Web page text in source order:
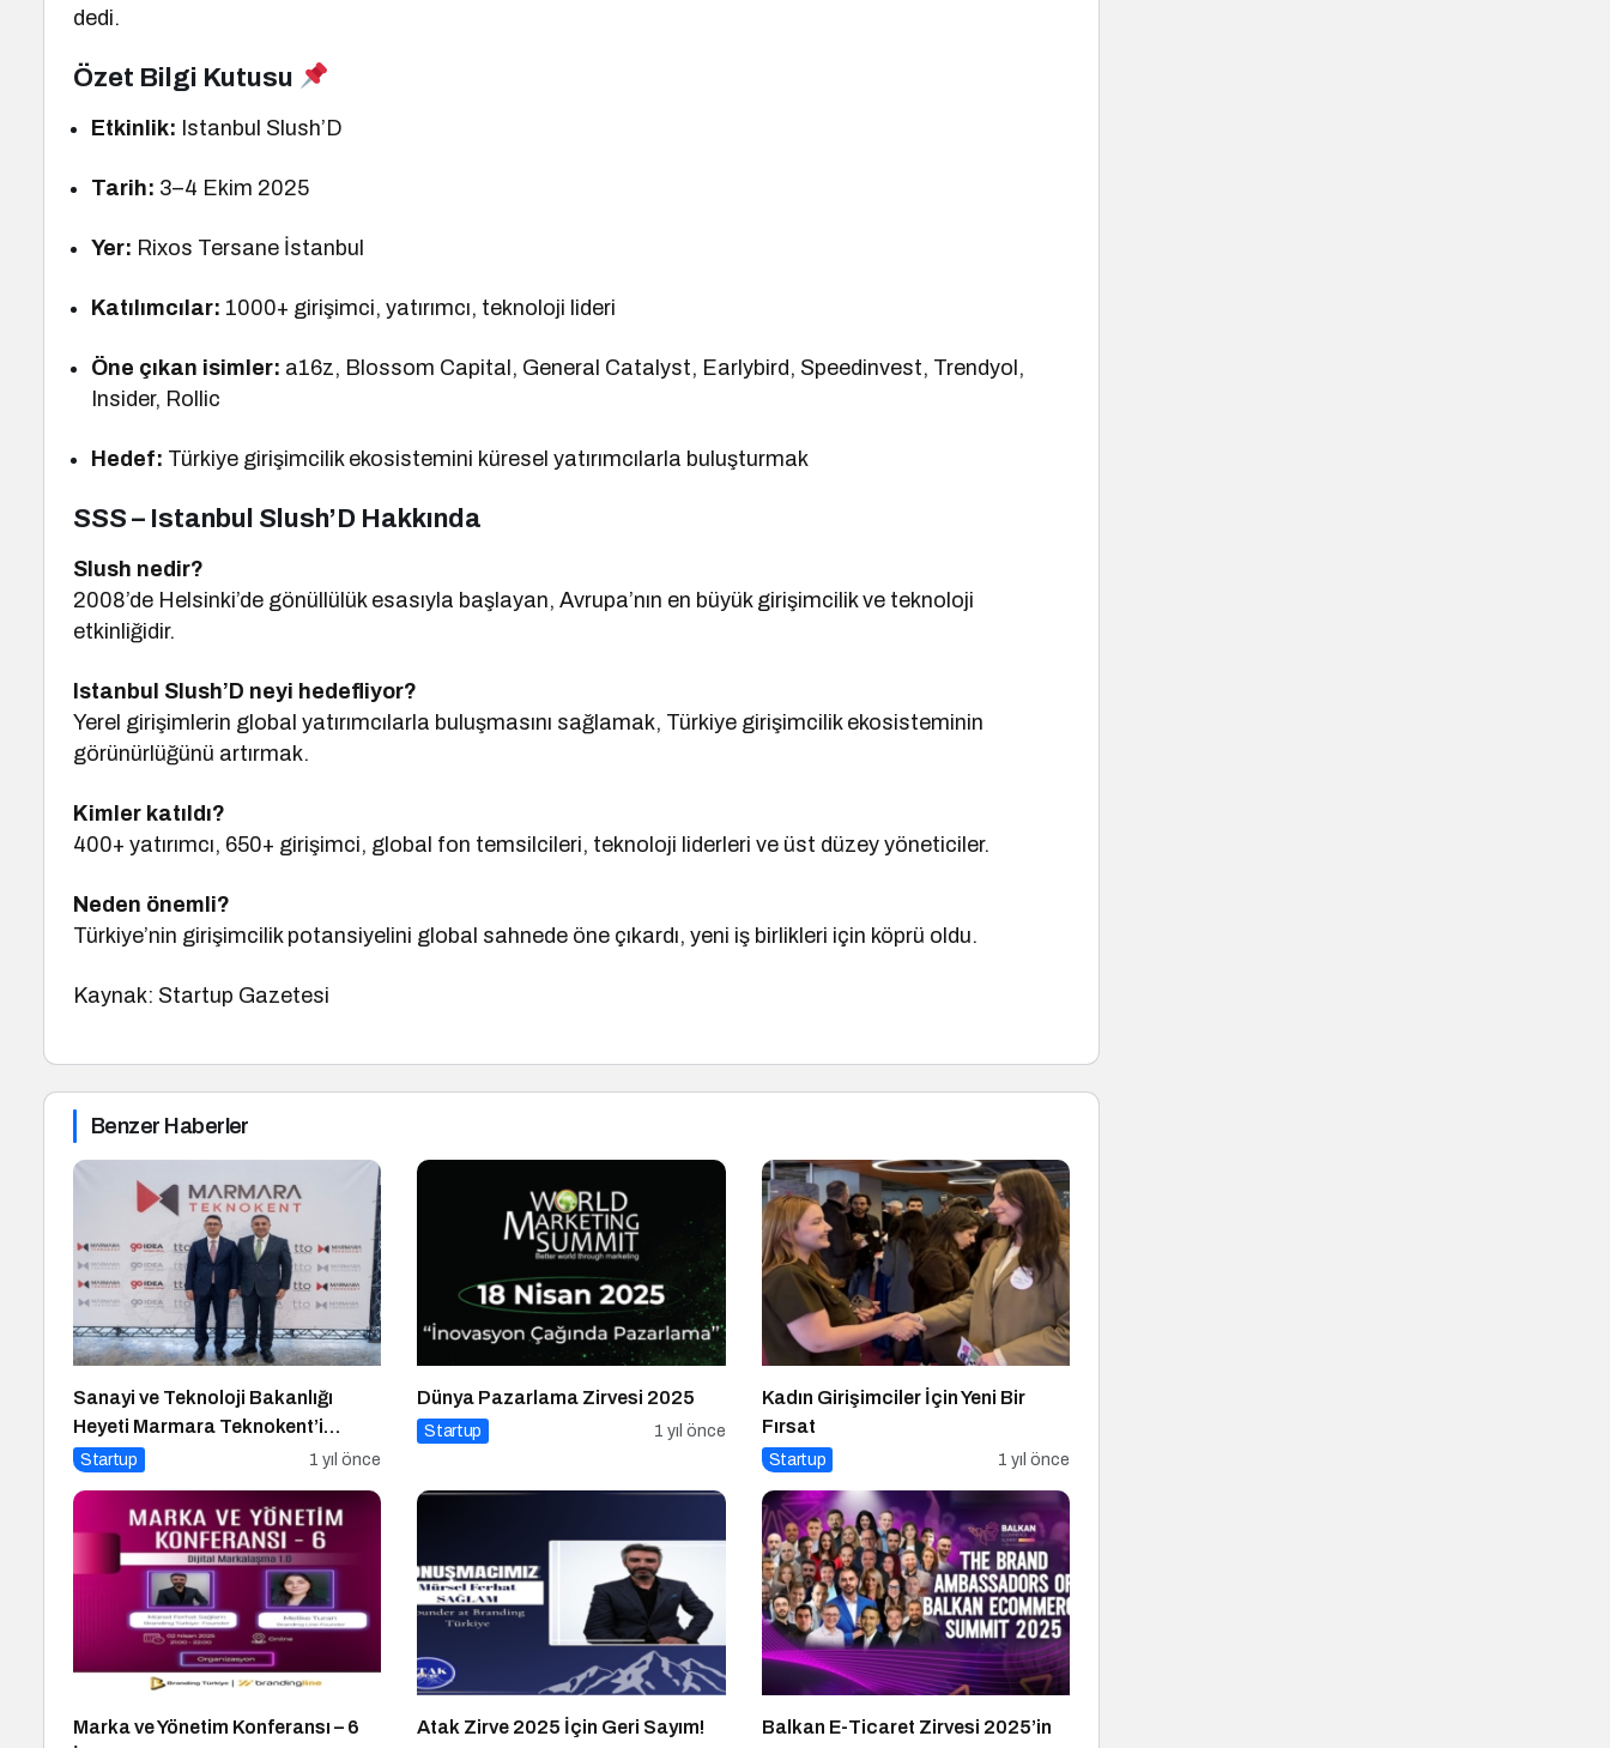
dedi.
Özet Bilgi Kutusu
Etkinlik: Istanbul Slush’D
Tarih: 3–4 Ekim 2025
Yer: Rixos Tersane İstanbul
Katılımcılar: 1000+ girişimci, yatırımcı, teknoloji lideri
Öne çıkan isimler: a16z, Blossom Capital, General Catalyst, Earlybird, Speedinvest, Trendyol,
Insider, Rollic
Hedef: Türkiye girişimcilik ekosistemini küresel yatırımcılarla buluşturmak
SSS – Istanbul Slush’D Hakkında
Slush nedir?
2008’de Helsinki’de gönüllülük esasıyla başlayan, Avrupa’nın en büyük girişimcilik ve teknoloji
etkinliğidir.
Istanbul Slush’D neyi hedefliyor?
Yerel girişimlerin global yatırımcılarla buluşmasını sağlamak, Türkiye girişimcilik ekosisteminin
görünürlüğünü artırmak.
Kimler katıldı?
400+ yatırımcı, 650+ girişimci, global fon temsilcileri, teknoloji liderleri ve üst düzey yöneticiler.
Neden önemli?
Türkiye’nin girişimcilik potansiyelini global sahnede öne çıkardı, yeni iş birlikleri için köprü oldu.
Kaynak: Startup Gazetesi
Benzer Haberler
Sanayi ve Teknoloji Bakanlığı
Heyeti Marmara Teknokent’i
Ziyaret Etti!
Startup 1 yıl önce
Dünya Pazarlama Zirvesi 2025
Startup 1 yıl önce
Kadın Girişimciler İçin Yeni Bir
Fırsat
Startup 1 yıl önce
Marka ve Yönetim Konferansı – 6
Atak Zirve 2025 İçin Geri Sayım!
Balkan E-Ticaret Zirvesi 2025’in